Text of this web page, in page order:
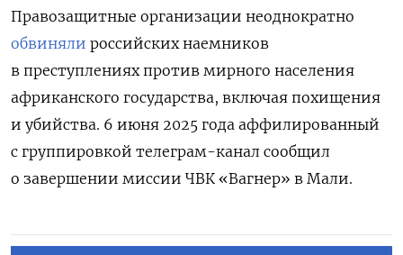
Правозащитные организации неоднократно
обвиняли российских наемников
в преступлениях против мирного населения
африканского государства, включая похищения
и убийства. 6 июня 2025 года аффилированный
с группировкой телеграм-канал сообщил
о завершении миссии ЧВК «Вагнер» в Мали.